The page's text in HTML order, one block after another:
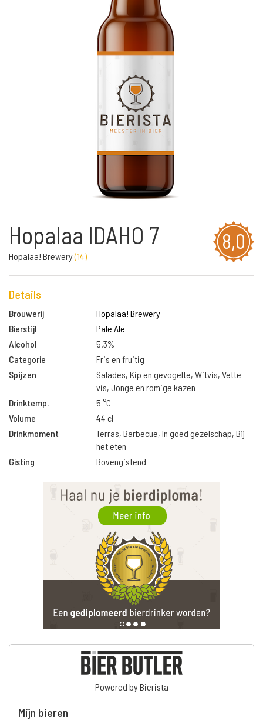
8,0
Hopalaa IDAHO 7
Hopalaa! Brewery(14)
Details
Brouwerij
Hopalaa! Brewery
Bierstijl
Pale Ale
Alcohol
5.3%
Categorie
Fris en fruitig
Spijzen
Salades, Kip en gevogelte, Witvis, Vette
vis, Jonge en romige kazen
Drinktemp.
5 °C
Volume
44 cl
Drinkmoment
Terras, Barbecue, In goed gezelschap, Bij
het eten
Gisting
Bovengistend
Powered by Bierista
Mijn bieren